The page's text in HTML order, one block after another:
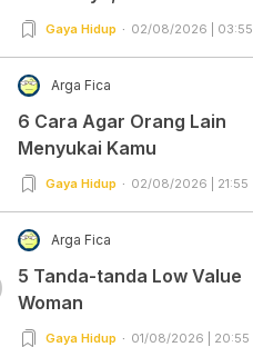
Gaya Hidup 02/08/2026 | 03:55
Arga Fica
6 Cara Agar Orang Lain
Menyukai Kamu
Gaya Hidup 02/08/2026 | 21:55
Arga Fica
5 Tanda-tanda Low Value
Woman
Gaya Hidup 01/08/2026 | 20:55